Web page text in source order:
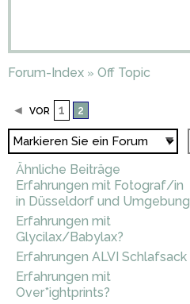
Forum-Index » Off Topic
◄ VOR 1 2
Ähnliche Beiträge
Erfahrungen mit Fotograf/in
in Düsseldorf und Umgebung
Erfahrungen mit
Glycilax/Babylax?
Erfahrungen ALVI Schlafsack
Erfahrungen mit
Over*ightprints?